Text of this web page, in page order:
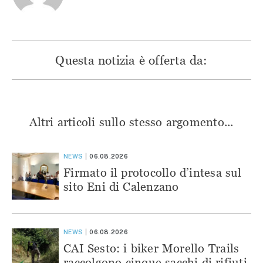
Questa notizia è offerta da:
Altri articoli sullo stesso argomento...
NEWS 06.08.2026
Firmato il protocollo d’intesa sul
sito Eni di Calenzano
NEWS 06.08.2026
CAI Sesto: i biker Morello Trails